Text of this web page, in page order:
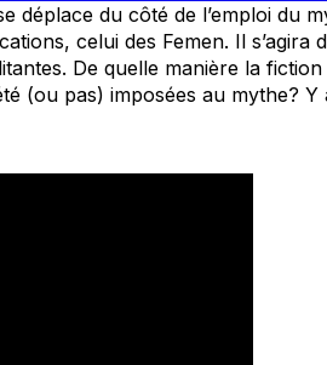
déplace du côté de l’emploi du
celui des Femen. Il s’agira
De quelle manière la
(ou pas) imposées au mythe? Y